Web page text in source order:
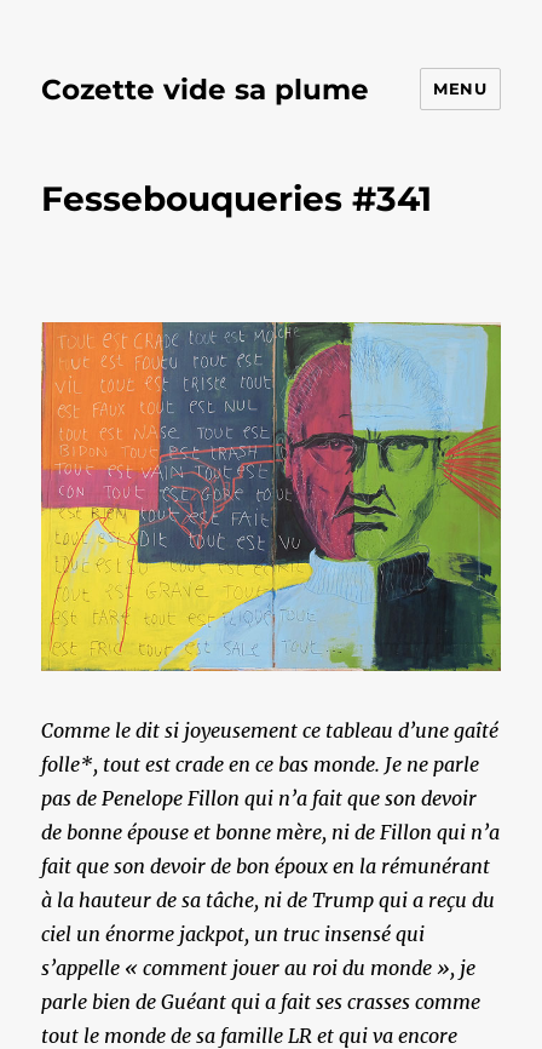
Cozette vide sa plume MENU
Fessebouqueries #341
Comme le dit si joyeusement ce tableau d’une gaîté
folle*, tout est crade en ce bas monde. Je ne parle
pas de Penelope Fillon qui n’a fait que son devoir
de bonne épouse et bonne mère, ni de Fillon qui n’a
fait que son devoir de bon époux en la rémunérant
à la hauteur de sa tâche, ni de Trump qui a reçu du
ciel un énorme jackpot, un truc insensé qui
s’appelle « comment jouer au roi du monde », je
parle bien de Guéant qui a fait ses crasses comme
tout le monde de sa famille LR et qui va encore